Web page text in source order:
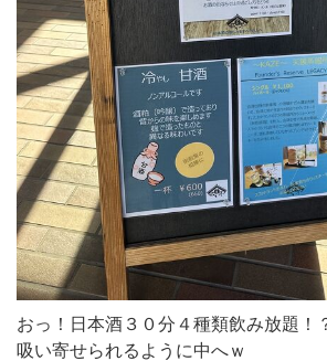
おっ！日本酒３０分４種類飲み放題！
吸い寄せられるように中へｗ